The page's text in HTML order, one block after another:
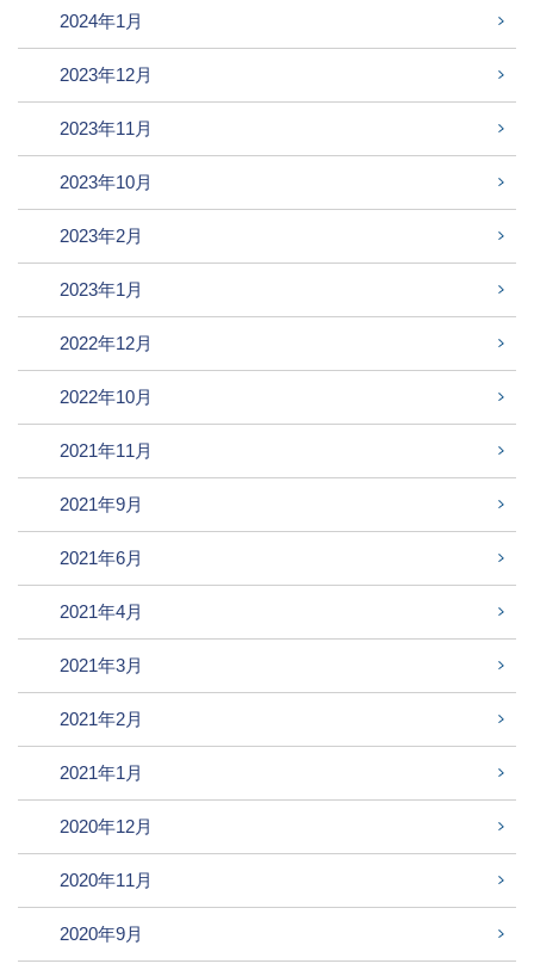
2024年1月
2023年12月
2023年11月
2023年10月
2023年2月
2023年1月
2022年12月
2022年10月
2021年11月
2021年9月
2021年6月
2021年4月
2021年3月
2021年2月
2021年1月
2020年12月
2020年11月
2020年9月